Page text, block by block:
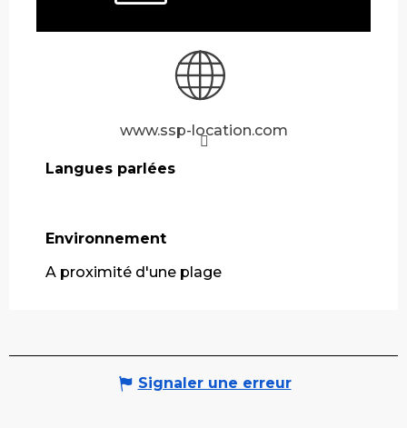
www.ssp-location.com
Langues parlées
Langues parlées
Environnement
Environnement
A proximité d'une plage
Signaler une erreur